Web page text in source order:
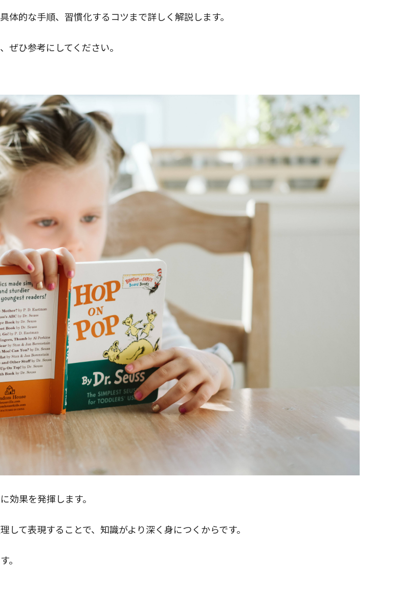
的な手順、習慣化するコツまで詳しく解説します。
ぜひ参考にしてください。
効果を発揮します。
て表現することで、知識がより深く身につくからです。
。